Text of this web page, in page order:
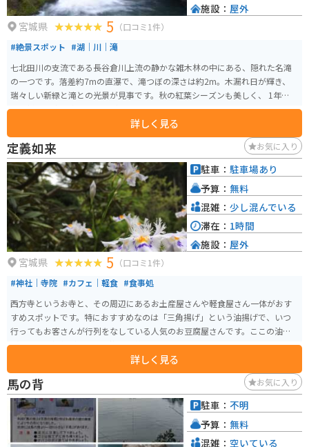
宮城県 5 （口コミ1件）
#絶景スポット #湖｜川｜滝
七北田川の支流である長谷倉川上流の静かな雑木林の中にある、隠れた名滝
の一つです。落差約7mの直瀑で、滝つぼの深さは約2m。木漏れ日が輝き、
瑞々しい新緑と滝との光景が見事です。秋の紅葉シーズンも美しく、 1年を通
して様々な姿を楽しむことができます。
詳しく見る
施設： 屋外
定義如来 お気に入り
宮城県 5 （口コミ1件）
#神社｜寺院 #カフェ｜軽食 #食事処
西方寺というお寺と、その周辺にあるお土産屋さんや軽食屋さん一体がおす
すめスポットです。特におすすめなのは「三角揚げ」という油揚げで、いつ
行ってもお客さんが行列をなしている人気のお豆腐屋さんです。ここの油揚
げは安くて提供が早くて、抜群に美味しいです。
詳しく見る
駐車： 駐車場あり
予算： 無料
混雑： 少し混んでいる
滞在： 1時間
施設： 屋外
馬の背 お気に入り
駐車： 不明
予算： 無料
混雑： 空いている